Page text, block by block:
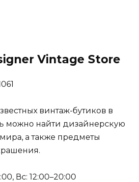
Vintage Store
винтаж-бутиков в
можно найти дизайнерскую
а также предметы
Вс: 12:00–20:00